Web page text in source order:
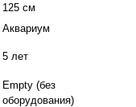
125 см
Аквариум
5 лет
Empty (без
оборудования)